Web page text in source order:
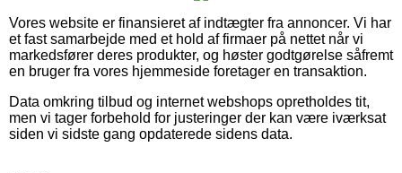
Vores website er finansieret af indtægter fra annoncer. Vi har
et fast samarbejde med et hold af firmaer på nettet når vi
markedsfører deres produkter, og høster godtgørelse såfremt
en bruger fra vores hjemmeside foretager en transaktion.
Data omkring tilbud og internet webshops opretholdes tit,
men vi tager forbehold for justeringer der kan være iværksat
siden vi sidste gang opdaterede sidens data.